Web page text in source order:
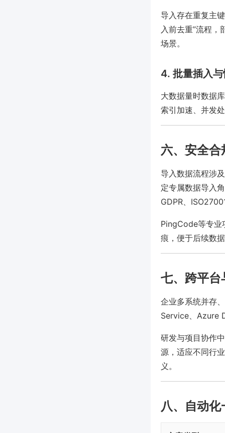
导入存在重复主
入前去重”流程
场景。
4. 批量插入
大数据量时数据
索引加速、并发
六、安全
导入数据流程涉
定专属数据导入
GDPR、
PingCode等专业
痕，便于后续数
七、跨平台
企业多系统并存
Service、Azure
研发与项目协作
源，适应不同行
义。
八、自动